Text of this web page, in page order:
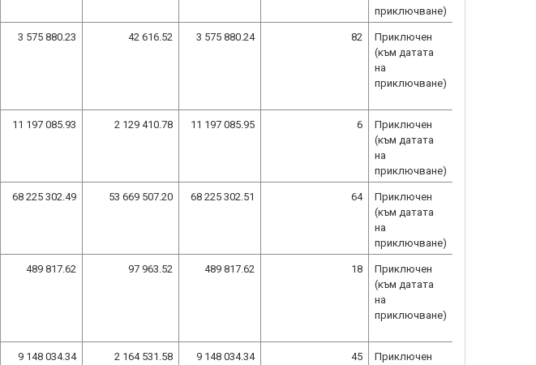
приключване)
3 575 880.23 42 616.52 3 575 880.24 82
Приключен
(към датата
на
приключване)
11 197 085.93 2 129 410.78 11 197 085.95 6
Приключен
(към датата
на
приключване)
68 225 302.49 53 669 507.20 68 225 302.51 64
Приключен
(към датата
на
приключване)
489 817.62 97 963.52 489 817.62 18
Приключен
(към датата
на
приключване)
9 148 034.34 2 164 531.58 9 148 034.34 45
Приключен